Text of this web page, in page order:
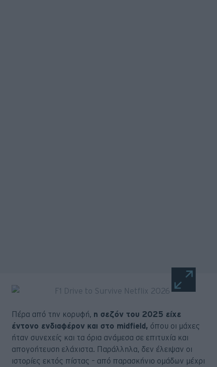
Πέρα από την κορυφή, η σεζόν του 2025 είχε
έντονο ενδιαφέρον και στο midfield, όπου οι μάχες
ήταν συνεχείς και τα όρια ανάμεσα σε επιτυχία και
απογοήτευση ελάχιστα. Παράλληλα, δεν έλειψαν οι
ιστορίες εκτός πίστας – από παρασκήνιο ομάδων μέχρι